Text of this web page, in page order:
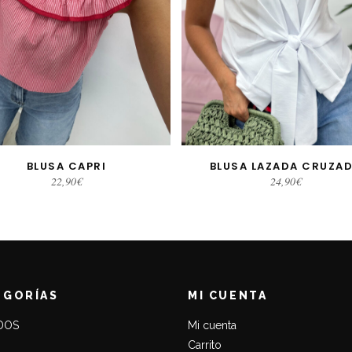
AÑADIR AL CARRITO
BLUSA CAPRI
22,90€
SELECCIONAR
BLUSA LAZADA
24,90€
MI CUENTA
Mi cuenta
Carrito